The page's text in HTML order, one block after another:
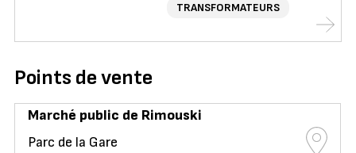
TRANSFORMATEURS
Points de vente
Marché public de Rimouski
Parc de la Gare